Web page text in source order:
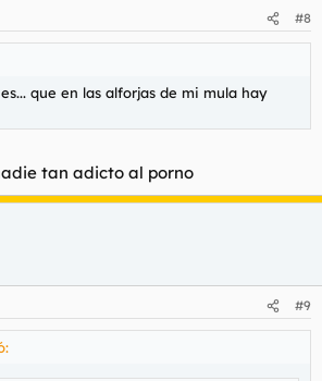
#8
que en las alforjas de mi mula hay
tan adicto al porno
#9